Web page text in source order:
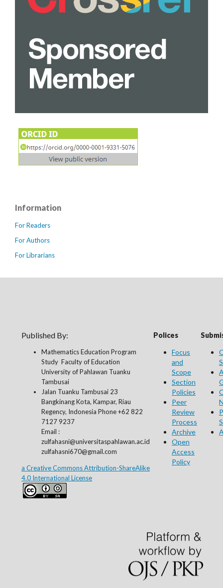
Information
For Readers
For Authors
For Librarians
Published By:
Mathematics Education Program
Study Faculty of Education
University of Pahlawan Tuanku
Tambusai
Jalan Tuanku Tambusai 23
Bangkinang Kota, Kampar, Riau
Regency, Indonesia Phone +62 822
7127 9237
Email :
zulfahasni@universitaspahlawan.ac.id
zulfahasni670@gmail.com
a Creative Commons Attribution-ShareAlike
4.0 International License
Polices
Focus
and
Scope
Section
Policies
Peer
Review
Process
Archive
Open
Access
Policy